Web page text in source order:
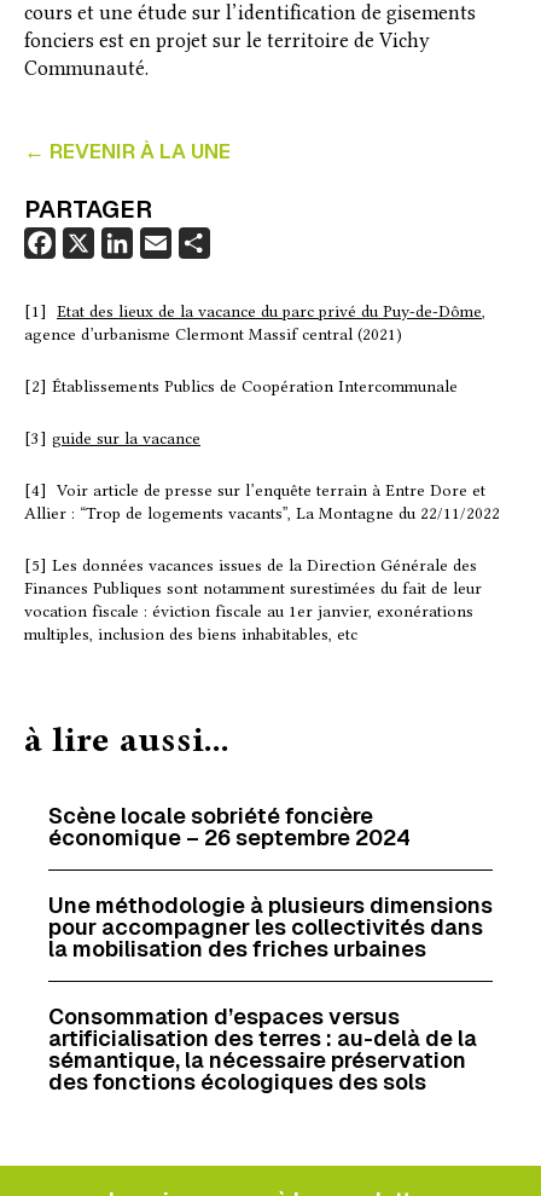
← REVENIR À LA UNE
PARTAGER
c
e
o
X
n
k
I
a
i
r
t
[1] Etat des lieux de la vacance du parc privé du Puy-de-Dôme
agence d’urbanisme Clermont Massif central (2021)
[2] Établissements Publics de Coopération Intercommunale
[3] guide sur la vacance
[4] Voir article de presse sur l’enquête terrain à Entre Dore et
Allier : “Trop de logements vacants”, La Montagne du 22/11/2022
[5] Les données vacances issues de la Direction Générale des
Finances Publiques sont notamment surestimées du fait de leur
vocation fiscale : éviction fiscale au 1er janvier, exonérations
multiples, inclusion des biens inhabitables, etc
cours et une étude sur l’identification de gisements
fonciers est en projet sur le territoire de Vichy
Communauté.
à lire aussi...
Scène locale sobriété foncière
économique – 26 septembre 2024
Une méthodologie à plusieurs dimensions
pour accompagner les collectivités dans
la mobilisation des friches urbaines
Consommation d’espaces versus
artificialisation des terres : au-delà de la
sémantique, la nécessaire préservation
des fonctions écologiques des sols